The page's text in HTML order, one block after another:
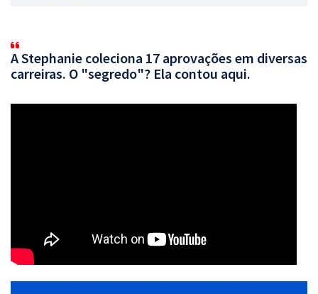
A Stephanie coleciona 17 aprovações em diversas
carreiras. O "segredo"? Ela contou aqui.